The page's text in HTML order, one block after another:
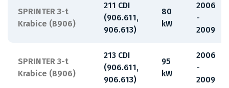
SPRINTER 3-t
Krabice (B906)
211 CDI
(906.611,
906.613)
80
kW
2006
-
2009
SPRINTER 3-t
Krabice (B906)
213 CDI
(906.611,
906.613)
95
kW
2006
-
2009